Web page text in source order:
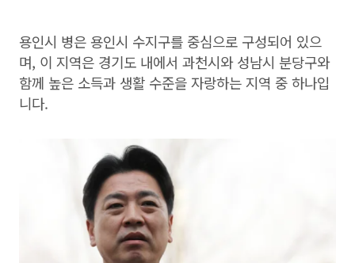
용인시 병은 용인시 수지구를 중심으로 구성되어 있으
며, 이 지역은 경기도 내에서 과천시와 성남시 분당구와
함께 높은 소득과 생활 수준을 자랑하는 지역 중 하나입
니다.